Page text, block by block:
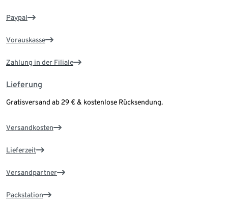
Paypal
Vorauskasse
Zahlung in der Filiale
Lieferung
Gratisversand ab 29 € & kostenlose Rücksendung.
Versandkosten
Lieferzeit
Versandpartner
Packstation